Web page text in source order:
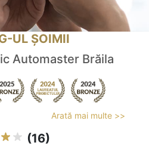
UL ȘOIMII
Automaster Brăila
Arată mai multe >>
(16)